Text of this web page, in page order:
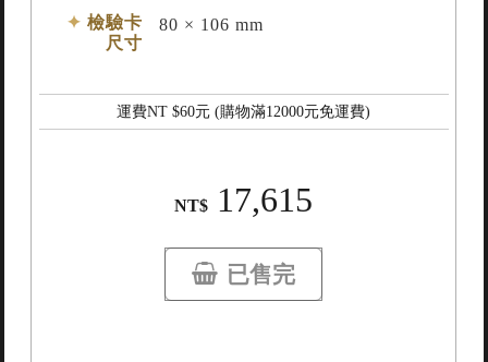
檢驗卡
尺寸
80 × 106 mm
運費NT $60元 (購物滿12000元免運費)
17,615